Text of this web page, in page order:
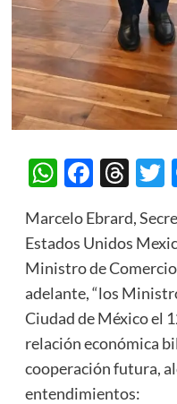
Marcelo Ebrard,
Estados Unidos
Ministro de Comercio
adelante, “los
Ciudad de México el
relación económica
cooperación futura,
entendimientos: